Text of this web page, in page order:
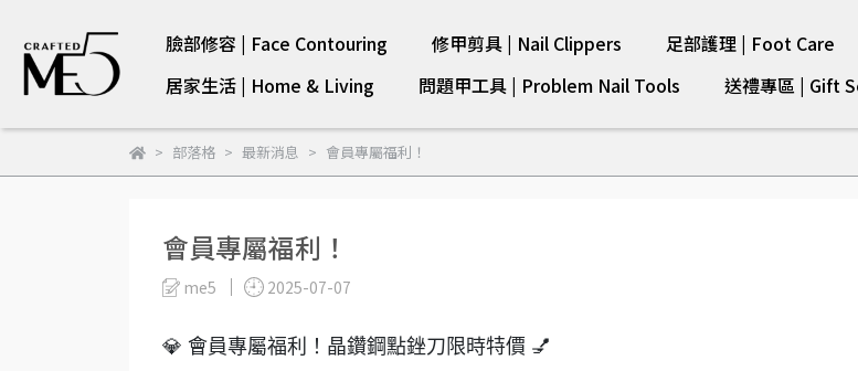
臉部修容 | Face Contouring 修甲剪具 | Nail Clippers 足部護理 | Foot Care
居家生活 | Home & Living
問題甲工具 | Problem Nail Tools 送禮專區 | Gift
部落格 最新消息 會員專屬福利！
會員專屬福利！
me5 2025-07-07
💎 會員專屬福利！晶鑽鋼點銼刀限時特價 💅